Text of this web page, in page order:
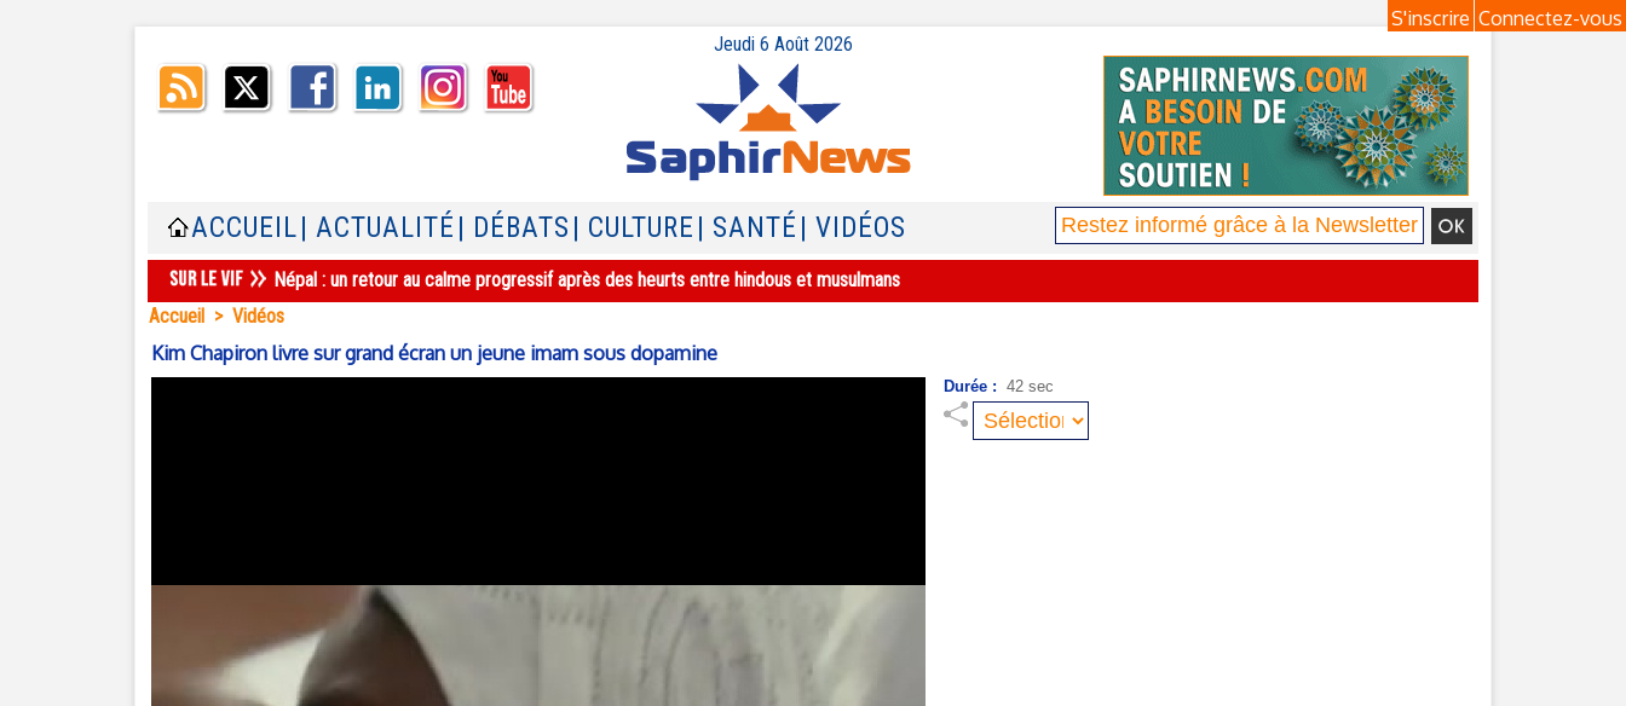
Connectez-vous
S'inscrire
Jeudi 6 Août 2026
ACCUEIL | ACTUALITÉ | DÉBATS | CULTURE | SANTÉ | VIDÉOS
Népal : un retour au calme progressif après des heurts entre hindous et musulmans
Accueil > Vidéos
Kim Chapiron livre sur grand écran un jeune imam sous dopamine
Durée : 42 sec